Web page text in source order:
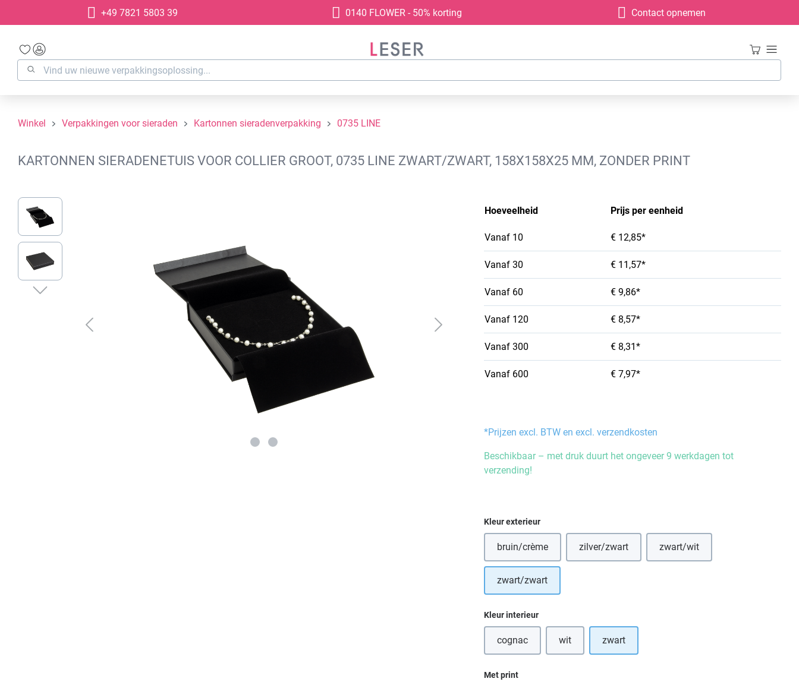
Ga naar de hoofdnavigatie
+49 7821 5803 39 0140 FLOWER - 50% korting Contact opnemen
Winkel Verpakkingen voor sieraden Kartonnen sieradenverpakking 0735 LINE
KARTONNEN SIERADENETUIS VOOR COLLIER GROOT, 0735 LINE ZWART/ZWART, 158X158X25 MM, ZONDER PRINT
Afbeeldingengalerij overslaan
Hoeveelheid Prijs per eenheid
Vanaf 10 € 12,85*
Vanaf 30 € 11,57*
Vanaf 60 € 9,86*
Vanaf 120 € 8,57*
Vanaf 300 € 8,31*
Vanaf 600 € 7,97*
*Prijzen excl. BTW en excl. verzendkosten
Beschikbaar – met druk duurt het ongeveer 9 werkdagen tot
verzending!
Selecteer
Kleur exterieur
bruin/crème(Deze optie is momenteel niet beschikbaar.)
zilver/zwart zwart/wit(Deze optie is momenteel niet
zwart/zwart
Selecteer
Kleur interieur
cognac(Deze optie is momenteel niet beschikbaar.)
wit(Deze optie is momenteel niet beschikbaar.)
zwart
Selecteer
Met print